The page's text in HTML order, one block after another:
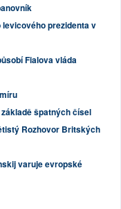
prezidenta v
Fialova vláda
špatných čísel
Rozhovor Britských
varuje evropské